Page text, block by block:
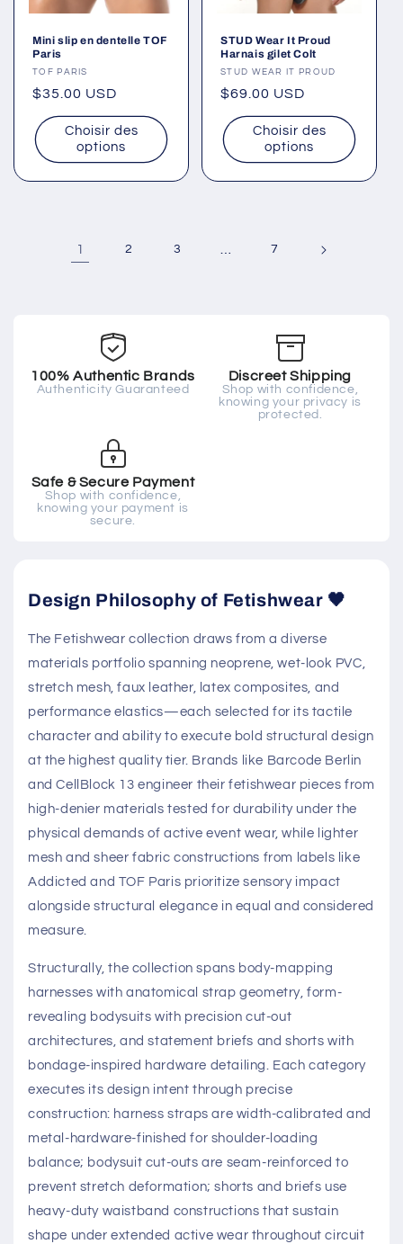
Mini slip en dentelle TOF
Paris
Fournisseur :
TOF PARIS
Prix
habituel
$35.00 USD
Choisir des
options
STUD Wear It Proud
Harnais gilet Colt
Fournisseur :
STUD WEAR IT PROUD
Prix
habituel
$69.00 USD
Choisir des
options
1 2 3 … 7
100% Authentic Brands
Authenticity Guaranteed
Discreet Shipping
Shop with confidence,
knowing your privacy is
protected.
Safe & Secure Payment
Shop with confidence,
knowing your payment is
secure.
Design Philosophy of Fetishwear 🖤
The Fetishwear collection draws from a diverse
materials portfolio spanning neoprene, wet-look PVC,
stretch mesh, faux leather, latex composites, and
performance elastics—each selected for its tactile
character and ability to execute bold structural design
at the highest quality tier. Brands like Barcode Berlin
and CellBlock 13 engineer their fetishwear pieces from
high-denier materials tested for durability under the
physical demands of active event wear, while lighter
mesh and sheer fabric constructions from labels like
Addicted and TOF Paris prioritize sensory impact
alongside structural elegance in equal and considered
measure.
Structurally, the collection spans body-mapping
harnesses with anatomical strap geometry, form-
revealing bodysuits with precision cut-out
architectures, and statement briefs and shorts with
bondage-inspired hardware detailing. Each category
executes its design intent through precise
construction: harness straps are width-calibrated and
metal-hardware-finished for shoulder-loading
balance; bodysuit cut-outs are seam-reinforced to
prevent stretch deformation; shorts and briefs use
heavy-duty waistband constructions that sustain
shape under extended active wear throughout circuit